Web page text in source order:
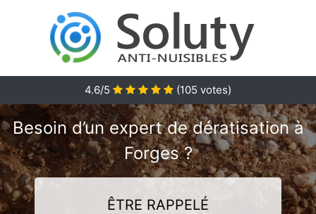
4.6/5 (105 votes)
Besoin d’un expert de dératisation à
Forges ?
ÊTRE RAPPELÉ